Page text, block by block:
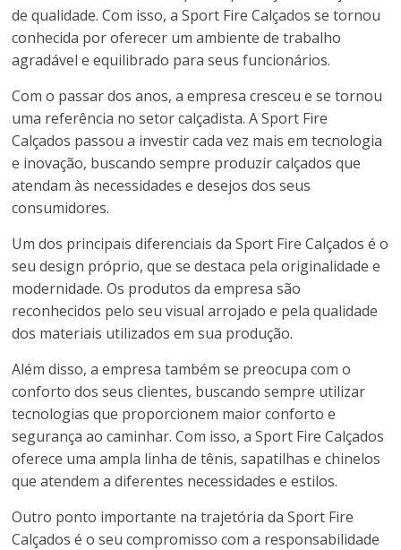
de qualidade. Com isso, a Sport Fire Calçados se tornou
conhecida por oferecer um ambiente de trabalho
agradável e equilibrado para seus funcionários.
Com o passar dos anos, a empresa cresceu e se tornou
uma referência no setor calçadista. A Sport Fire
Calçados passou a investir cada vez mais em tecnologia
e inovação, buscando sempre produzir calçados que
atendam às necessidades e desejos dos seus
consumidores.
Um dos principais diferenciais da Sport Fire Calçados é o
seu design próprio, que se destaca pela originalidade e
modernidade. Os produtos da empresa são
reconhecidos pelo seu visual arrojado e pela qualidade
dos materiais utilizados em sua produção.
Além disso, a empresa também se preocupa com o
conforto dos seus clientes, buscando sempre utilizar
tecnologias que proporcionem maior conforto e
segurança ao caminhar. Com isso, a Sport Fire Calçados
oferece uma ampla linha de tênis, sapatilhas e chinelos
que atendem a diferentes necessidades e estilos.
Outro ponto importante na trajetória da Sport Fire
Calçados é o seu compromisso com a responsabilidade